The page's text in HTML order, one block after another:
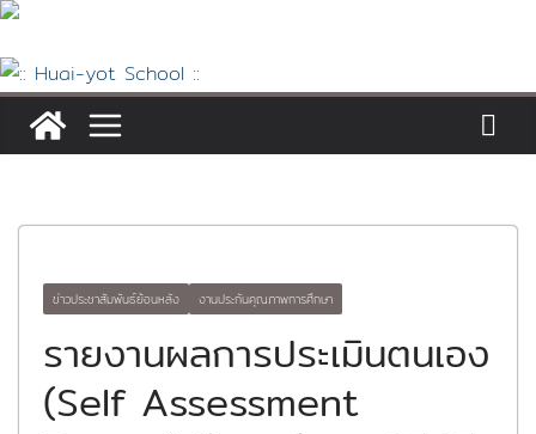
Skip
content
ข่าวประชาสัมพันธ์ย้อนหลัง งานประกันคุณภาพการศึกษา
รายงานผลการประเมินตนเอง
(Self Assessment